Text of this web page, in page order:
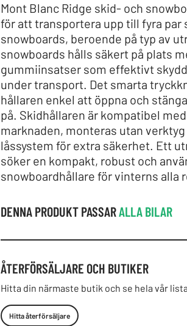
Mont Blanc Ridge skid- och
för att transportera upp till fyra par
snowboards, beroende på typ av
snowboards hålls säkert på plats
gummiinsatser som effektivt
under transport. Det smarta
hållaren enkel att öppna och
på. Skidhållaren är kompatibel
marknaden, monteras utan
låssystem för extra säkerhet. Ett
söker en kompakt, robust och
snowboardhållare för vinterns alla
DENNA PRODUKT PASSARALLA BILAR
ÅTERFÖRSÄLJARE OCH BUTIKER
Hitta din närmaste butik och se hela vår
Hitta återförsäljare